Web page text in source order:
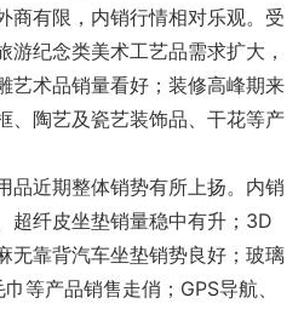
商有限，内销行情相对乐观。受
游纪念类美术工艺品需求扩大，
艺术品销量看好；装修高峰期来
、陶艺及瓷艺装饰品、干花等产
品近期整体销势有所上扬。内销
超纤皮坐垫销量稳中有升；3D
无靠背汽车坐垫销势良好；玻璃
等产品销售走俏；GPS导航、